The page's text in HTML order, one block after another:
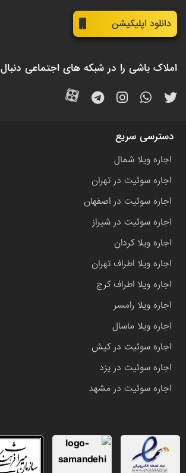
دانلود اپلیکیشن
املاک باشی را در شبکه های اجتماعی
دسترسی سریع
اجاره ویلا شمال
اجاره سوئیت در تهران
اجاره سوئیت در اصفهان
اجاره سوئیت در شیراز
اجاره ویلا کردان
اجاره ویلا اطراف تهران
اجاره ویلا اطراف کرج
اجاره ویلا رامسر
اجاره ویلا ماسال
اجاره سوئیت در کیش
اجاره سوئیت در یزد
اجاره سوئیت در مشهد